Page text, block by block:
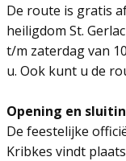
De route is gratis
heiligdom St.
t/m zaterdag van
u. Ook kunt u de
Opening en
De feestelijke
Kribkes vindt